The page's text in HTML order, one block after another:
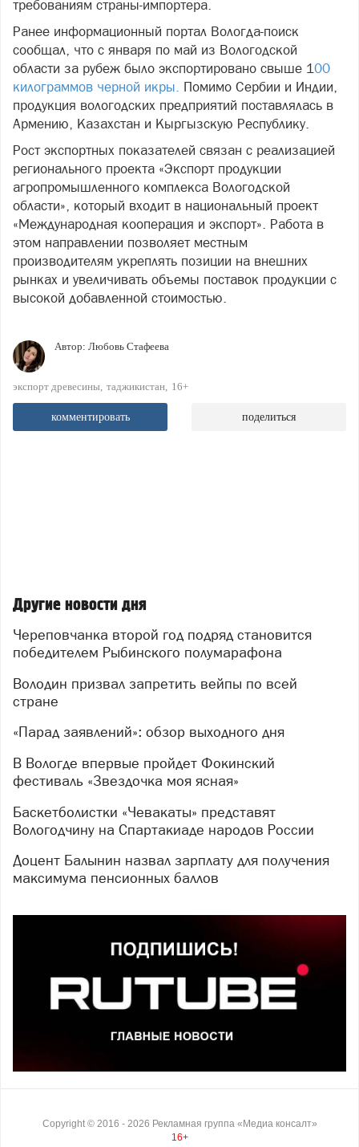
требованиям страны-импортера.
Ранее информационный портал Вологда-поиск
сообщал, что с января по май из Вологодской
области за рубеж было экспортировано свыше 100
килограммов черной икры. Помимо Сербии и Индии,
продукция вологодских предприятий поставлялась в
Армению, Казахстан и Кыргызскую Республику.
Рост экспортных показателей связан с реализацией
регионального проекта «Экспорт продукции
агропромышленного комплекса Вологодской
области», который входит в национальный проект
«Международная кооперация и экспорт». Работа в
этом направлении позволяет местным
производителям укреплять позиции на внешних
рынках и увеличивать объемы поставок продукции с
высокой добавленной стоимостью.
Автор: Любовь Стафеева
экспорт древесины таджикистан 16+
комментировать поделиться
Другие новости дня
Череповчанка второй год подряд становится
победителем Рыбинского полумарафона
Володин призвал запретить вейпы по всей
стране
«Парад заявлений»: обзор выходного дня
В Вологде впервые пройдет Фокинский
фестиваль «Звездочка моя ясная»
Баскетболистки «Чевакаты» представят
Вологодчину на Спартакиаде народов России
Доцент Балынин назвал зарплату для получения
максимума пенсионных баллов
Copyright © 2016 - 2026 Рекламная группа «Медиа консалт»
16+